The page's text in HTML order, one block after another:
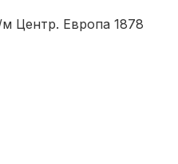
Центр. Европа 1878